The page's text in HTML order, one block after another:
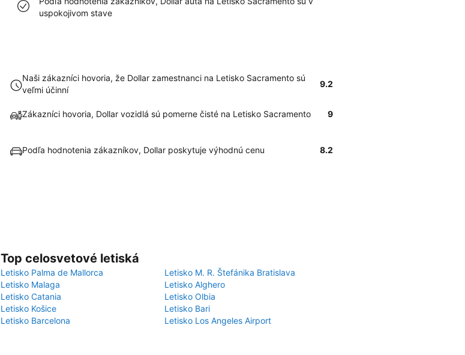
uspokojivom stave
Naši zákazníci hovoria, že Dollar zamestnanci na Letisko Sacramento sú
veľmi účinní
9.2
Zákazníci hovoria, Dollar vozidlá sú pomerne čisté na Letisko Sacramento 9
Podľa hodnotenia zákazníkov, Dollar poskytuje výhodnú cenu 8.2
Top celosvetové letiská
Letisko Palma de Mallorca
Letisko M. R. Štefánika Bratislava
Letisko Malaga
Letisko Alghero
Letisko Catania
Letisko Olbia
Letisko Košice
Letisko Bari
Letisko Barcelona
Letisko Los Angeles Airport